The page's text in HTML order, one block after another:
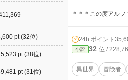
＊＊＊この度アル
24h.ポイント
小説 32 位 /
異世界 冒険者
pt (32位)
pt (38位)
pt (31位)